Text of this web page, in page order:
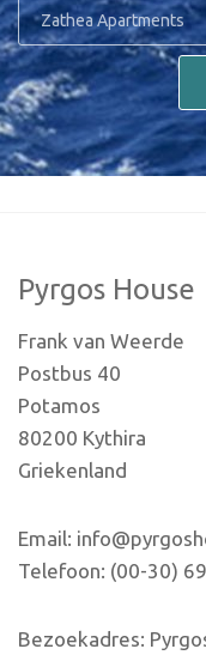
Zathea Apartments
Pyrgos House
Frank van Weerde
Postbus 40
Potamos
80200 Kythira
Griekenland
Email:
Telefoon: (00-30)
Bezoekadres: